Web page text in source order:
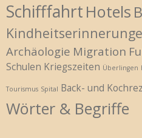
Schifffahrt Hotels
Archäologie Migration
Schulen Kriegszeiten Überlingen
Tourismus Spital Back- und
Wörter & Begriffe